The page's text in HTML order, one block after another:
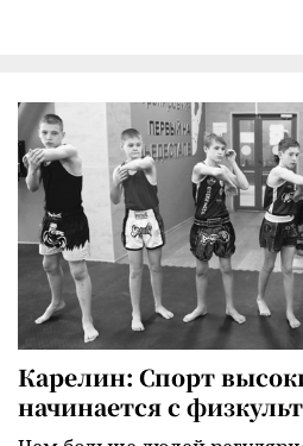
Карелин: Спорт
начинается с